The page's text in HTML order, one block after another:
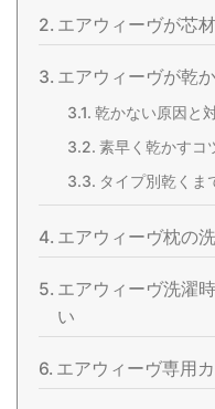
エアウィーヴが芯
エアウィーヴが乾
乾かない原因と
素早く乾かすコ
タイプ別乾くま
エアウィーヴ枕の
エアウィーヴ洗濯
い
エアウィーヴ専用